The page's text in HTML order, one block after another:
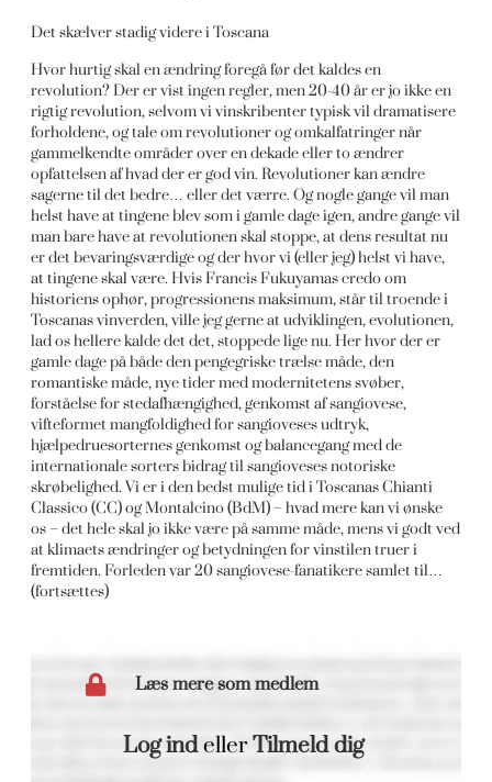
Det skælver stadig videre i Toscana
Hvor hurtig skal en ændring foregå før det kaldes en
revolution? Der er vist ingen regler, men 20-40 år er jo ikke en
rigtig revolution, selvom vi vinskribenter typisk vil dramatisere
forholdene, og tale om revolutioner og omkalfatringer når
gammelkendte områder over en dekade eller to ændrer
opfattelsen af hvad der er god vin. Revolutioner kan ændre
sagerne til det bedre… eller det værre. Og nogle gange vil man
helst have at tingene blev som i gamle dage igen, andre gange vil
man bare have at revolutionen skal stoppe, at dens resultat nu
er det bevaringsværdige og der hvor vi (eller jeg) helst vi have,
at tingene skal være. Hvis Francis Fukuyamas credo om
historiens ophør, progressionens maksimum, står til troende i
Toscanas vinverden, ville jeg gerne at udviklingen, evolutionen,
lad os hellere kalde det det, stoppede lige nu. Her hvor der er
gamle dage på både den pengegriske trælse måde, den
romantiske måde, nye tider med modernitetens svøber,
forståelse for stedafhængighed, genkomst af sangiovese,
vifteformet mangfoldighed for sangioveses udtryk,
hjælpedruesorternes genkomst og balancegang med de
internationale sorters bidrag til sangioveses notoriske
skrøbelighed. Vi er i den bedst mulige tid i Toscanas Chianti
Classico (CC) og Montalcino (BdM) – hvad mere kan vi ønske
os – det hele skal jo ikke være på samme måde, mens vi godt ved
at klimaets ændringer og betydningen for vinstilen truer i
fremtiden. Forleden var 20 sangiovese-fanatikere samlet til…
(fortsættes)
Læs mere som medlem
Log indellerTilmeld dig